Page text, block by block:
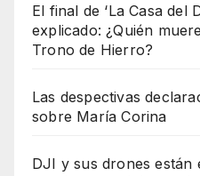
El final de ‘La Casa del
explicado: ¿Quién
Trono de Hierro?
Las despectivas
sobre María Corina
DJI y sus drones están